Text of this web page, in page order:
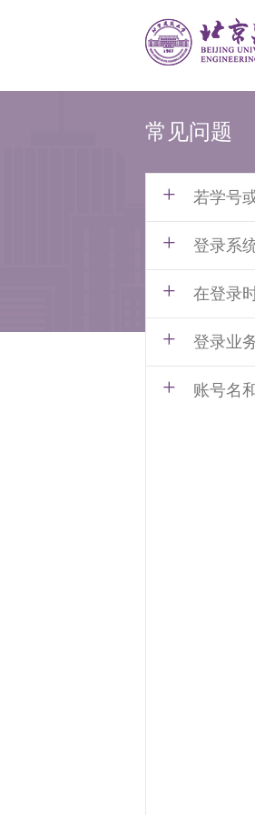
常见问题
+ 若学号
+ 登录系
+ 在登录
+ 登录业
+ 账号名